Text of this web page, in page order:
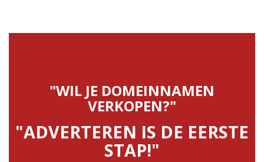
"WIL JE DOMEINNAMEN
VERKOPEN?"
"ADVERTEREN IS DE EERSTE
STAP!"